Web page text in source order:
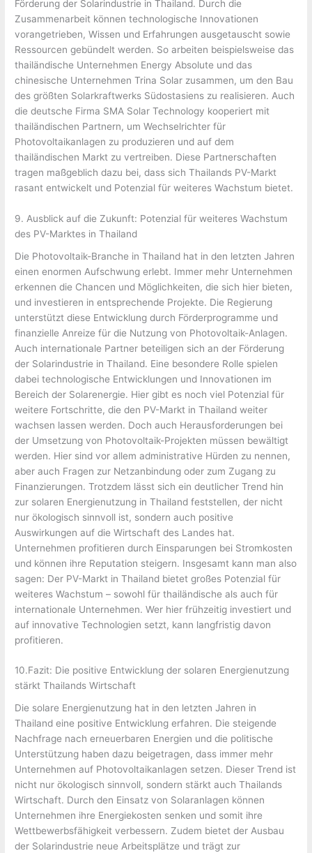
Förderung der Solarindustrie in Thailand. Durch die
Zusammenarbeit können technologische Innovationen
vorangetrieben, Wissen und Erfahrungen ausgetauscht sowie
Ressourcen gebündelt werden. So arbeiten beispielsweise das
thailändische Unternehmen Energy Absolute und das
chinesische Unternehmen Trina Solar zusammen, um den Bau
des größten Solarkraftwerks Südostasiens zu realisieren. Auch
die deutsche Firma SMA Solar Technology kooperiert mit
thailändischen Partnern, um Wechselrichter für
Photovoltaikanlagen zu produzieren und auf dem
thailändischen Markt zu vertreiben. Diese Partnerschaften
tragen maßgeblich dazu bei, dass sich Thailands PV-Markt
rasant entwickelt und Potenzial für weiteres Wachstum bietet.
9. Ausblick auf die Zukunft: Potenzial für weiteres Wachstum
des PV-Marktes in Thailand
Die Photovoltaik-Branche in Thailand hat in den letzten Jahren
einen enormen Aufschwung erlebt. Immer mehr Unternehmen
erkennen die Chancen und Möglichkeiten, die sich hier bieten,
und investieren in entsprechende Projekte. Die Regierung
unterstützt diese Entwicklung durch Förderprogramme und
finanzielle Anreize für die Nutzung von Photovoltaik-Anlagen.
Auch internationale Partner beteiligen sich an der Förderung
der Solarindustrie in Thailand. Eine besondere Rolle spielen
dabei technologische Entwicklungen und Innovationen im
Bereich der Solarenergie. Hier gibt es noch viel Potenzial für
weitere Fortschritte, die den PV-Markt in Thailand weiter
wachsen lassen werden. Doch auch Herausforderungen bei
der Umsetzung von Photovoltaik-Projekten müssen bewältigt
werden. Hier sind vor allem administrative Hürden zu nennen,
aber auch Fragen zur Netzanbindung oder zum Zugang zu
Finanzierungen. Trotzdem lässt sich ein deutlicher Trend hin
zur solaren Energienutzung in Thailand feststellen, der nicht
nur ökologisch sinnvoll ist, sondern auch positive
Auswirkungen auf die Wirtschaft des Landes hat.
Unternehmen profitieren durch Einsparungen bei Stromkosten
und können ihre Reputation steigern. Insgesamt kann man also
sagen: Der PV-Markt in Thailand bietet großes Potenzial für
weiteres Wachstum – sowohl für thailändische als auch für
internationale Unternehmen. Wer hier frühzeitig investiert und
auf innovative Technologien setzt, kann langfristig davon
profitieren.
10.Fazit: Die positive Entwicklung der solaren Energienutzung
stärkt Thailands Wirtschaft
Die solare Energienutzung hat in den letzten Jahren in
Thailand eine positive Entwicklung erfahren. Die steigende
Nachfrage nach erneuerbaren Energien und die politische
Unterstützung haben dazu beigetragen, dass immer mehr
Unternehmen auf Photovoltaikanlagen setzen. Dieser Trend ist
nicht nur ökologisch sinnvoll, sondern stärkt auch Thailands
Wirtschaft. Durch den Einsatz von Solaranlagen können
Unternehmen ihre Energiekosten senken und somit ihre
Wettbewerbsfähigkeit verbessern. Zudem bietet der Ausbau
der Solarindustrie neue Arbeitsplätze und trägt zur